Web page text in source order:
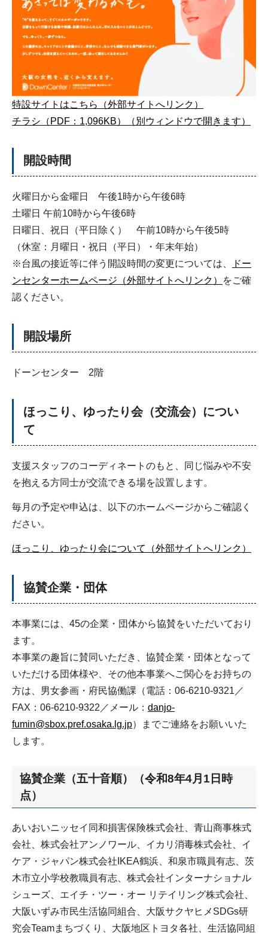
特設サイトはこちら（外部サイトへリンク）
チラシ（PDF：1,096KB）（別ウィンドウで開きます）
開設時間
火曜日から金曜日 午後1時から午後6時
土曜日 午前10時から午後6時
日曜日、祝日（平日除く） 午前10時から午後5時
（休室：月曜日・祝日（平日）・年末年始）
※台風の接近等に伴う開設時間の変更については、
ドー
ンセンターホームページ（外部サイトへリンク）
をご確
認ください。
開設場所
ドーンセンター 2階
ほっこり、ゆったり会（交流会）につい
て
支援スタッフのコーディネートのもと、同じ悩みや不安
を抱える方同士が交流できる場を設置します。
毎月の予定や申込は、以下のホームページからご確認く
ださい。
ほっこり、ゆったり会について（外部サイトへリンク）
協賛企業・団体
本事業には、45の企業・団体から協賛をいただいており
ます。
本事業の趣旨に賛同いただき、協賛企業・団体となって
いただける団体様や、その他本事業へご関心をお持ちの
方は、男女参画・府民協働課（電話：06-6210-9321／
FAX：06-6210-9322／メール： danjo-
fumin@sbox.pref.osaka.lg.jp）までご連絡をお願いいた
します。
協賛企業（五十音順）（令和8年4月1日時
点）
あいおいニッセイ同和損害保険株式会社、青山商事株式
会社、株式会社アンノワール、イカリ消毒株式会社、イ
ケア・ジャパン株式会社IKEA鶴浜、和泉市職員有志、茨
木市立小学校教職員有志、株式会社インターナショナル
シューズ、エイチ・ツー・オー リテイリング株式会社、
大阪いずみ市民生活協同組合、大阪サクヤヒメSDGs研
究会Teamまちづくり、大阪地区トヨタ各社、生活協同組